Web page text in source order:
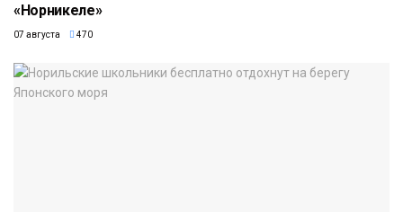
«Норникеле»
07 августа 470